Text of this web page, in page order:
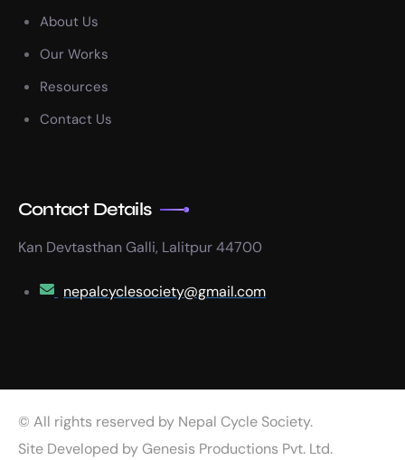
About Us
Our Works
Resources
Contact Us
Contact Details
Kan Devtasthan Galli, Lalitpur 44700
nepalcyclesociety@gmail.com
© All rights reserved by Nepal Cycle Society.
Site Developed by Genesis Productions Pvt. Ltd.